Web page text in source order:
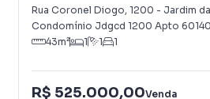
Rua Coronel Diogo, 1200 - Jardim
Condomínio Jdgcd 1200 Apto
43m² 1 1 1
R$ 525.000,00Venda